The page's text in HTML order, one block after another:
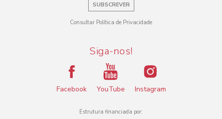
SUBSCREVER
Consultar Política de Privacidade
Siga-nos!
Facebook YouTube Instagram
Estrutura financiada por: